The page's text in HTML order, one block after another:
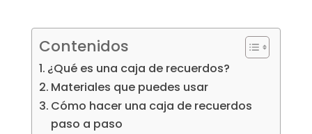
Contenidos
¿Qué es una caja de recuerdos?
Materiales que puedes usar
Cómo hacer una caja de recuerdos
paso a paso